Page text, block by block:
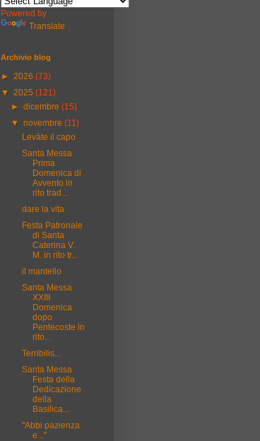
Powered by
Translate
Archivio blog
► 2026 (73)
▼ 2025 (121)
►dicembre(15)
▼novembre(11)
Levàte il capo
Santa Messa
Prima
Domenica di
Avvento in
rito trad...
dare la vita
Festa Patronale
di Santa
Caterina V.
M. in rito tr...
il mantello
Santa Messa
XXIII
Domenica
dopo
Pentecoste in
rito...
Terribilis...
Santa Messa
Festa della
Dedicazione
della
Basilica...
"Abbi pazienza
e..."